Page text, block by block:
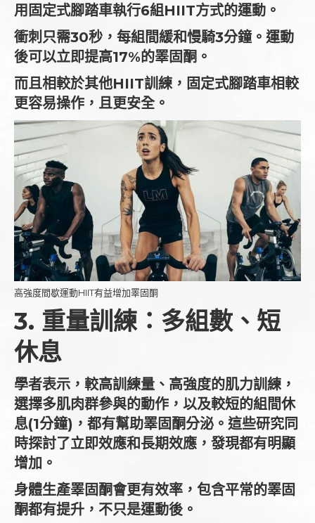
用固定式腳踏車執行6組HIIT方式的運動。
衝刺只需30秒，每組間緩和慢騎3分鐘。運動
後可以立即提高17%的睪固酮。
而且相較於其他HIIT訓練，固定式腳踏車相較
更容易操作，且更安全。
高強度間歇運動HIIT有益增加睪固酮
3. 重量訓練：多組數、短
休息
學者表示，較高訓練量、高強度的肌力訓練，
選擇多肌肉群參與的動作，以及較短的組間休
息(1分鐘)，都有幫助睪固酮分泌。這些研究同
時探討了立即效應和長期效應，發現都有明顯
增加。
身體生產睪固酮會更有效率，包含平常的睪固
酮都有提升，不只是運動後。